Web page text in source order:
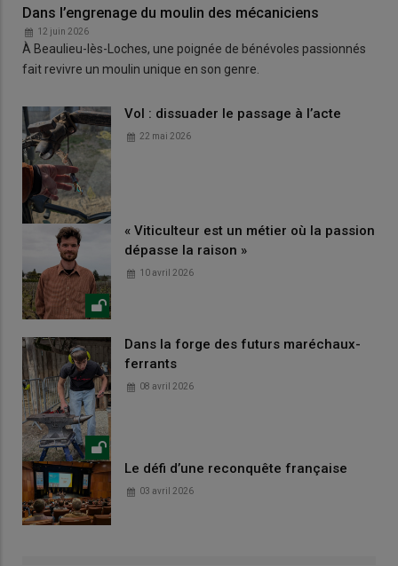
Dans l’engrenage du moulin des mécaniciens
12 juin 2026
À Beaulieu-lès-Loches, une poignée de bénévoles passionnés
fait revivre un moulin unique en son genre.
Vol : dissuader le passage à l’acte
22 mai 2026
« Viticulteur est un métier où la passion
dépasse la raison »
10 avril 2026
Dans la forge des futurs maréchaux-
ferrants
08 avril 2026
Le défi d’une reconquête française
03 avril 2026